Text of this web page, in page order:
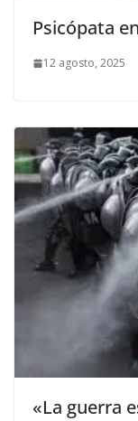
Psicópata
12 agosto, 2025
«La guerra